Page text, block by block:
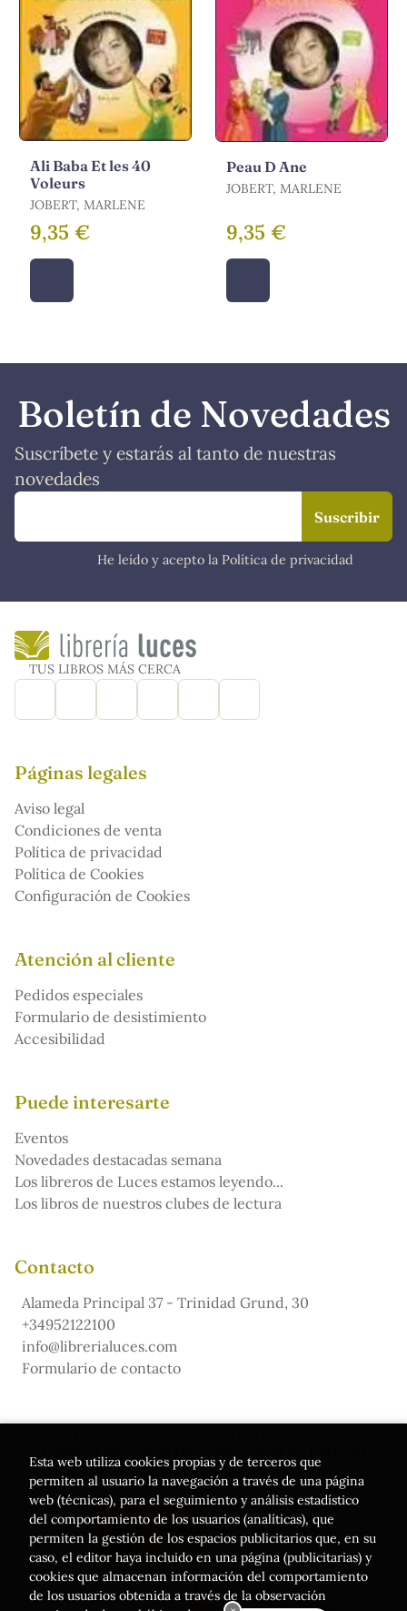
Ali Baba Et les 40
Voleurs
JOBERT, MARLENE
9,35 €
Peau D Ane
JOBERT, MARLENE
9,35 €
Boletín de Novedades
Suscríbete y estarás al tanto de nuestras
novedades
He leído y acepto la Política de privacidad
TUS LIBROS MÁS CERCA
Páginas legales
Aviso legal
Condiciones de venta
Política de privacidad
Política de Cookies
Configuración de Cookies
Atención al cliente
Pedidos especiales
Formulario de desistimiento
Accesibilidad
Puede interesarte
Eventos
Novedades destacadas semana
Los libreros de Luces estamos leyendo...
Los libros de nuestros clubes de lectura
Contacto
Alameda Principal 37 - Trinidad Grund, 30
+34952122100
info@librerialuces.com
Formulario de contacto
Cómic y de la Lectura
Esta web utiliza cookies propias y de terceros que
permiten al usuario la navegación a través de una página
web (técnicas), para el seguimiento y análisis estadístico
del comportamiento de los usuarios (analíticas), que
permiten la gestión de los espacios publicitarios que, en su
caso, el editor haya incluido en una página (publicitarias) y
cookies que almacenan información del comportamiento
de los usuarios obtenida a través de la observación